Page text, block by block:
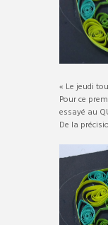
« Le jeudi
Pour ce
essayé au
De la